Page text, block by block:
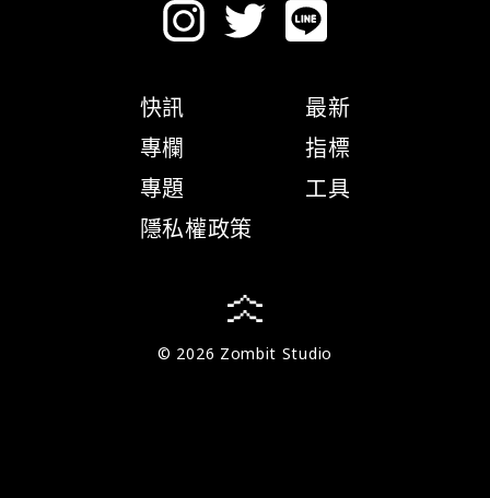
快訊
專欄
專題
隱私權政策
最新
指標
工具
© 2026 Zombit Studio